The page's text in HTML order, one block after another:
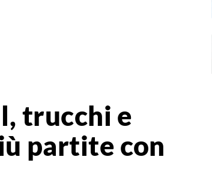
trucchi e
partite con